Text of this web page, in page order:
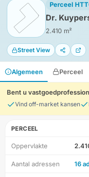
Perceel
Dr.
2.410 m²
Street View
Algemeen Perceel
Bent u
Vind off-market kansen
PERCEEL
Oppervlakte
Aantal adressen 16